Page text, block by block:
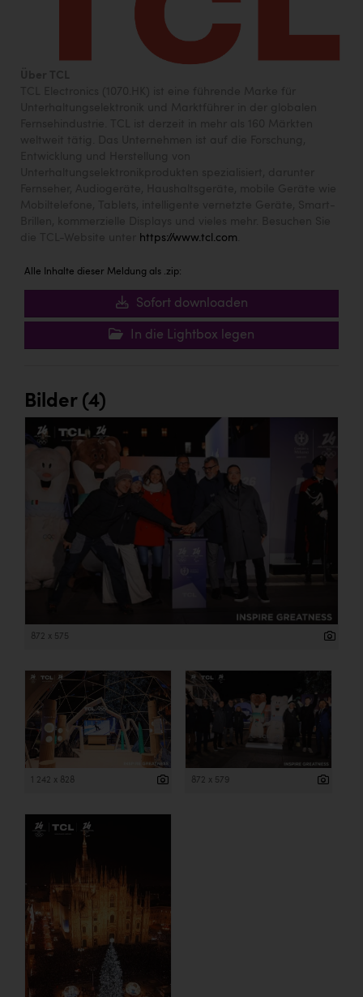
https://www.tcl.com
Alle Inhalte dieser Meldung als .zip:
Sofort downloaden
In die Lightbox legen
Bilder (4)
872 x 575
1 242 x 828 872 x 579